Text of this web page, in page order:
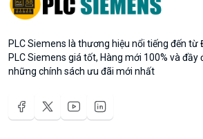
PLC Siemens là thương hiệu nổi tiếng đến từ
PLC Siemens giá tốt, Hàng mới 100% và đầy
những chính sách ưu đãi mới nhất